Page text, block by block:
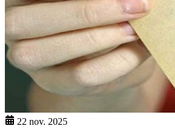
22 nov. 2025